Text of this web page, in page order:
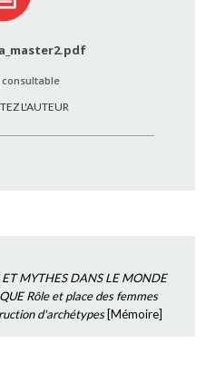
consultable
L'AUTEUR
MYTHES DANS LE MONDE
Rôle et place des femmes
d'archétypes[Mémoire]